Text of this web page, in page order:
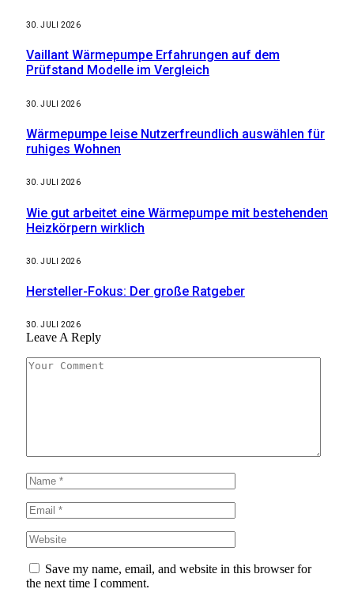
30. JULI 2026
Vaillant Wärmepumpe Erfahrungen auf dem
Prüfstand Modelle im Vergleich
30. JULI 2026
Wärmepumpe leise Nutzerfreundlich auswählen für
ruhiges Wohnen
30. JULI 2026
Wie gut arbeitet eine Wärmepumpe mit bestehenden
Heizkörpern wirklich
30. JULI 2026
Hersteller-Fokus: Der große Ratgeber
30. JULI 2026
Leave A Reply
Save my name, email, and website in this browser for
the next time I comment.